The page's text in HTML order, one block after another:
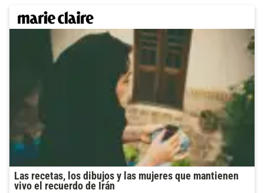
Las recetas, los dibujos y las mujeres que mantienen
vivo el recuerdo de Irán